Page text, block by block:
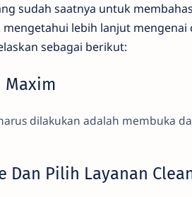
sudah saatnya untuk
lebih lanjut mengenai
sebagai berikut:
Maxim
dilakukan adalah membuka
Dan Pilih Layanan